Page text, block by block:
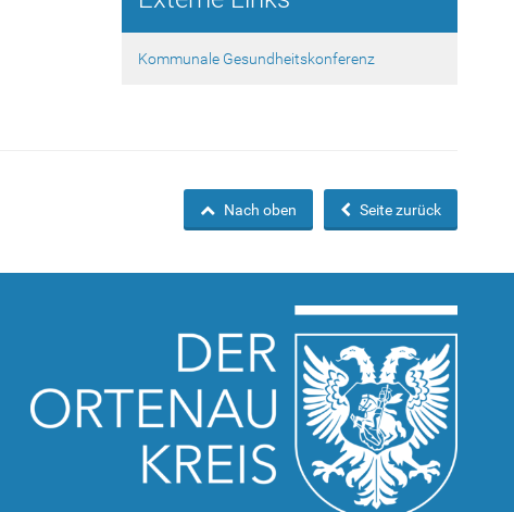
Kommunale Gesundheitskonferenz
Seite zurück
Nach oben